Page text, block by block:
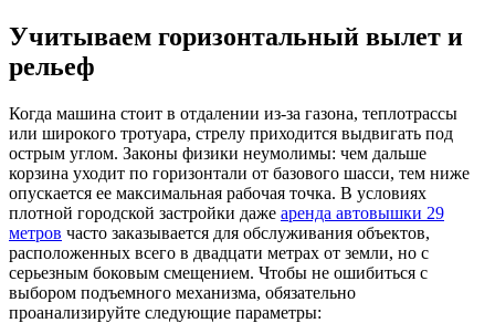
Учитываем горизонтальный вылет и
рельеф
Когда машина стоит в отдалении из-за газона, теплотрассы
или широкого тротуара, стрелу приходится выдвигать под
острым углом. Законы физики неумолимы: чем дальше
корзина уходит по горизонтали от базового шасси, тем ниже
опускается ее максимальная рабочая точка. В условиях
плотной городской застройки даже аренда автовышки 29
метров часто заказывается для обслуживания объектов,
расположенных всего в двадцати метрах от земли, но с
серьезным боковым смещением. Чтобы не ошибиться с
выбором подъемного механизма, обязательно
проанализируйте следующие параметры: